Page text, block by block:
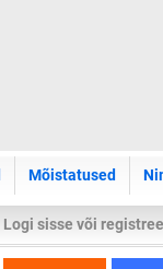
Mõistatused
Logi sisse või